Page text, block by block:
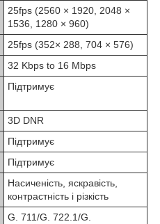
25fps (2560 × 1920, 2048 ×
1536, 1280 × 960)
25fps (352× 288, 704 × 576)
32 Kbps to 16 Mbps
Підтримує
3D DNR
Підтримує
Підтримує
Насиченість, яскравість,
контрастність і різкість
G. 711/G. 722.1/G.